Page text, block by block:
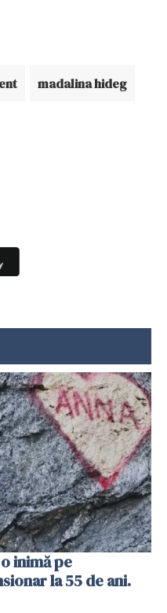
madalina hideg
inimă pe
la 55 de ani.